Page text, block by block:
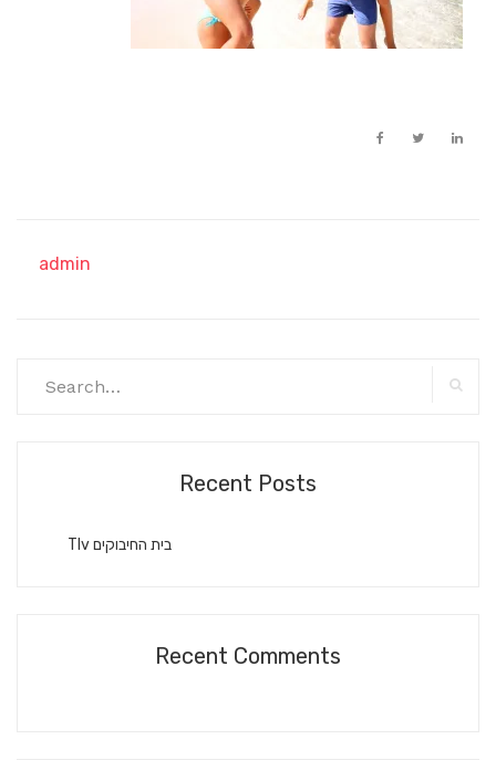
admin
Recent Posts
Tlv בית החיבוקים
Recent Comments